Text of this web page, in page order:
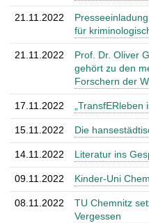
21.11.2022
für
21.11.2022
Prof. Dr. Oliver
gehört zu den
Forschern der
17.11.2022 „TransfERleben
15.11.2022 Die
14.11.2022 Literatur ins
09.11.2022 Kinder-Uni
08.11.2022
TU Chemnitz
Vergessen